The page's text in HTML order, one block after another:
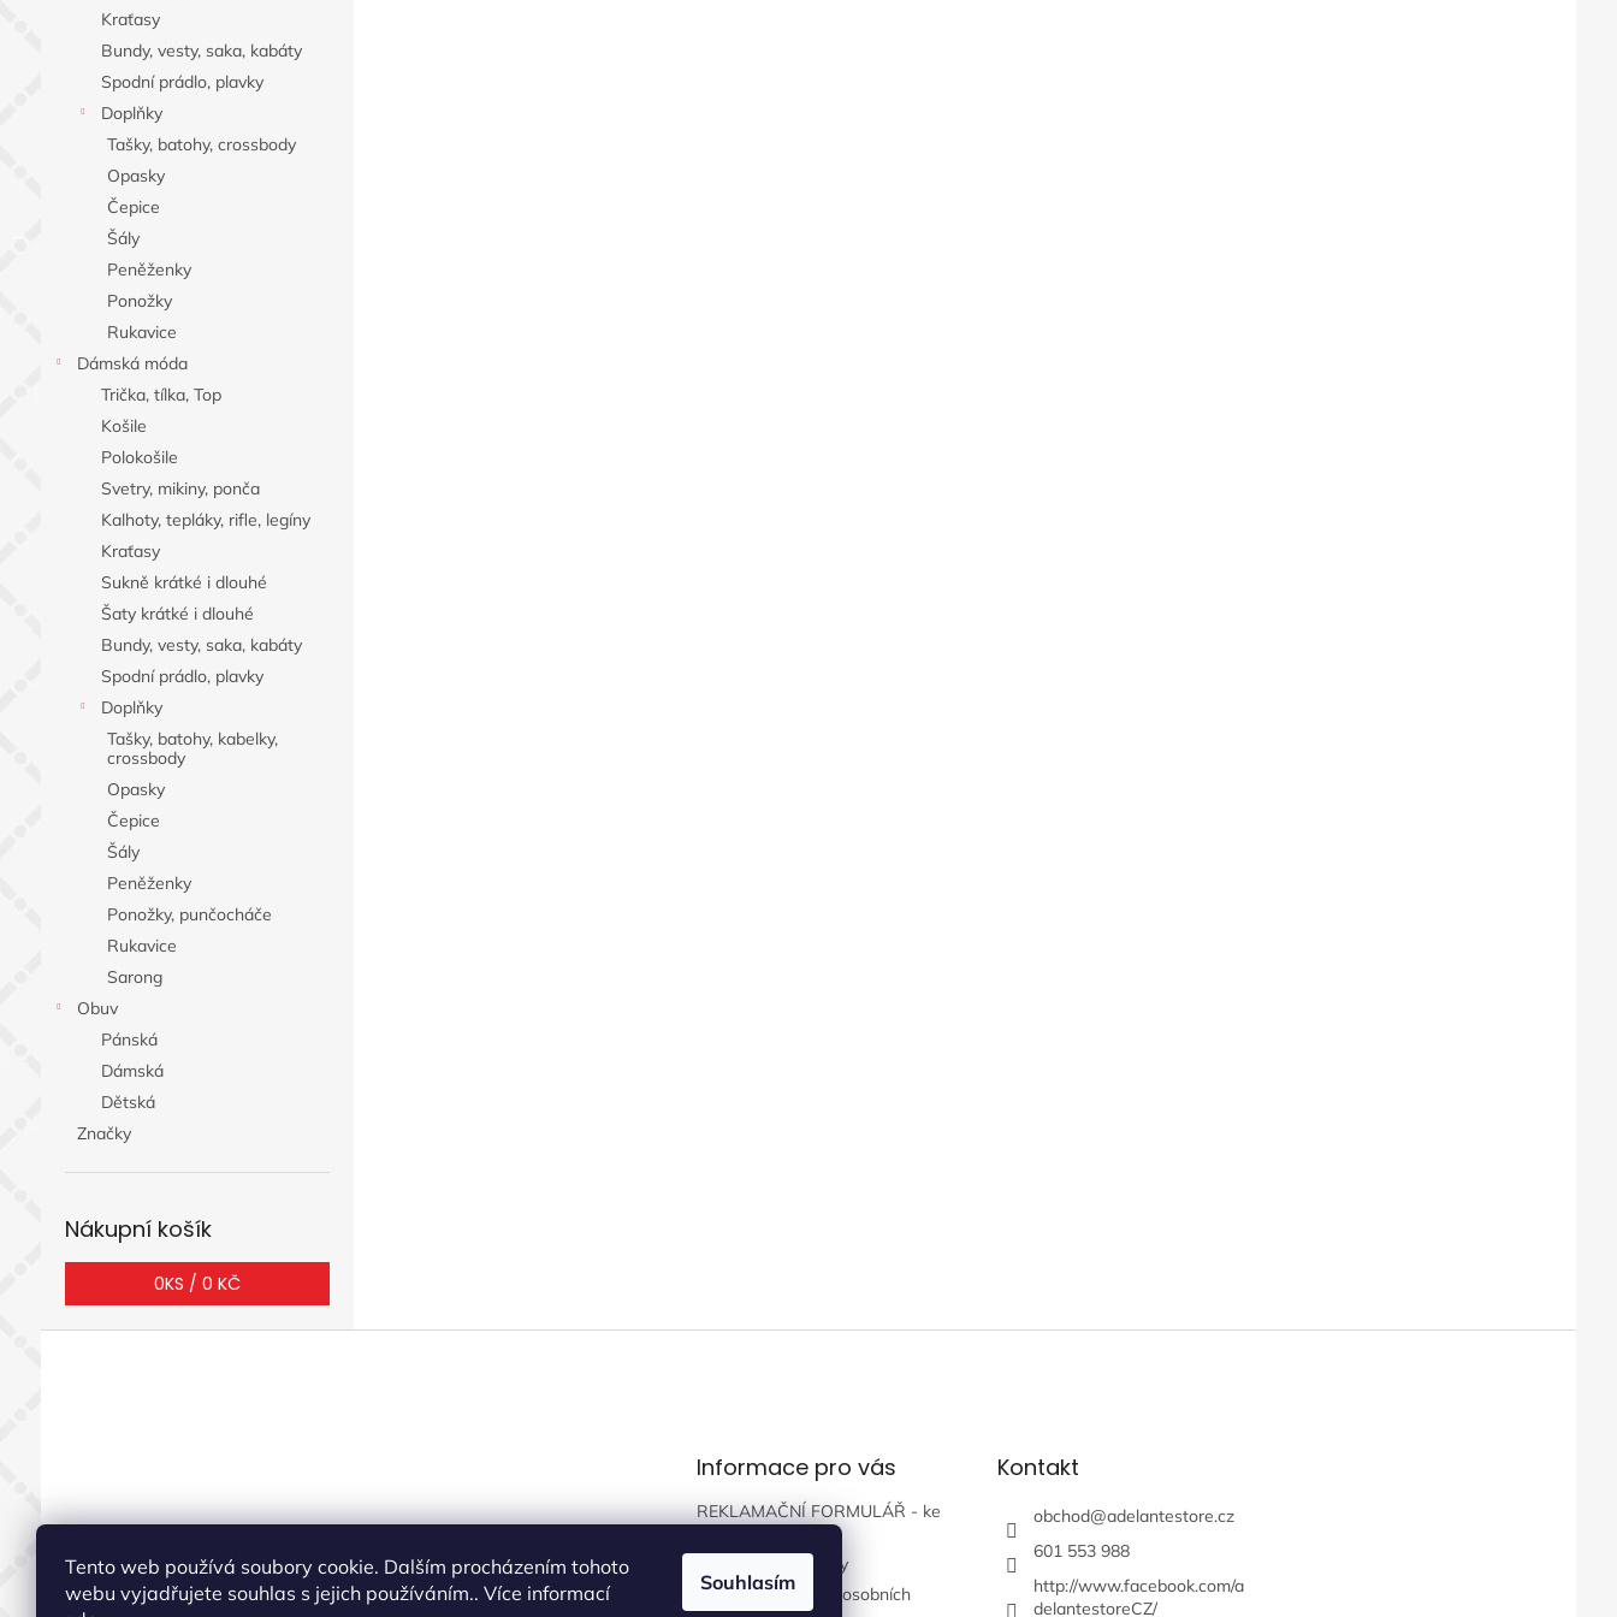
Tento web používá soubory cookie. Dalším procházením tohoto
webu vyjadřujete souhlas s jejich používáním.. Více informací
Souhlasím
Kraťasy
Bundy, vesty, saka, kabáty
Spodní prádlo, plavky
Doplňky
Tašky, batohy, crossbody
Opasky
Čepice
Šály
Peněženky
Ponožky
Rukavice
Dámská móda
Trička, tílka, Top
Košile
Polokošile
Svetry, mikiny, ponča
Kalhoty, tepláky, rifle, legíny
Kraťasy
Sukně krátké i dlouhé
Šaty krátké i dlouhé
Bundy, vesty, saka, kabáty
Spodní prádlo, plavky
Doplňky
Tašky, batohy, kabelky,
crossbody
Opasky
Čepice
Šály
Peněženky
Ponožky, punčocháče
Rukavice
Sarong
Obuv
Pánská
Dámská
Dětská
Značky
Nákupní košík
0KS / 0 KČ
Informace pro vás
REKLAMAČNÍ FORMULÁŘ - ke
Obchodní podmínky
Podmínky ochrany osobních
Kontakt
obchod@adelantestore.cz
601 553 988
http://www.facebook.com/a
delantestoreCZ/